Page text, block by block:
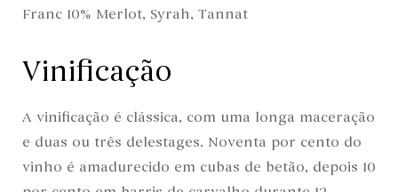
Franc 10% Merlot, Syrah, Tannat
Vinificação
A vinificação é clássica, com uma longa maceração
e duas ou três delestages. Noventa por cento do
vinho é amadurecido em cubas de betão, depois 10